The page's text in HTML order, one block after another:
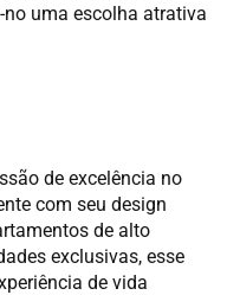
uma escolha atrativa
de excelência no
com seu design
de alto
exclusivas, esse
de vida